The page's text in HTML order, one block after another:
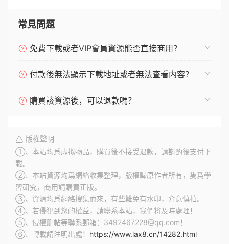
常見問題
免費下載或者VIP會員資源能否直接商用？
付款後無法顯示下載地址或者無法查看内容？
購買該資源後，可以退款嗎？
版權聲明
①、本站均爲虛拟物品，購買後不接受退款，請斟酌後支付下
載。
②、本站資源均爲網絡收集整理，版權歸原作者所有，隻爲學
習研究，商用請購買正版。
③、資源均爲網絡搜集而來，有些難免有水印，介意慎拍。
④、若侵犯到您的權益，請聯系本站，我們将及時處理！
⑤、侵權删帖等聯系郵箱：3492467228@qq.com！
⑥、轉載請注明出處！ https://www.lax8.cn/14282.html